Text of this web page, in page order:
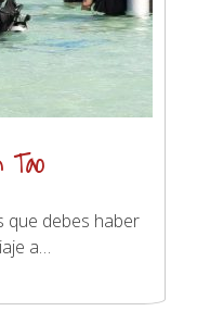
que debes haber
a…